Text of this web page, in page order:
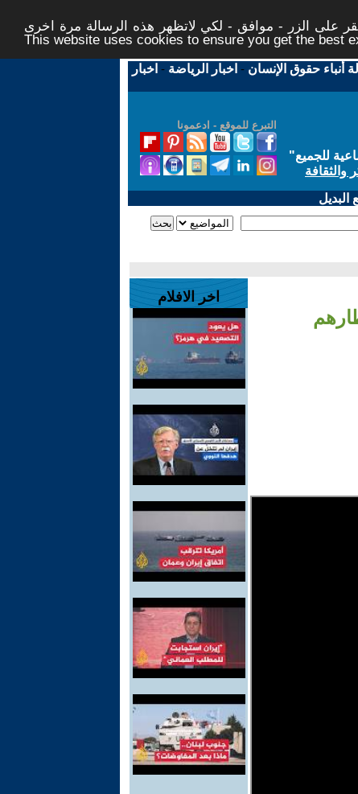
على الزر - موافق - لكي لاتظهر هذه الرسالة مرة اخرى -
This website uses cookies to ensure you get the best
أنباء حقوق الإنسان - اخبار الرياضة - اخبار
التبرع للموقع - ادعمونا
للجميع"
والثقافة
البديل
اخر الافلام